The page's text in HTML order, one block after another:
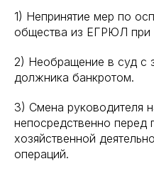
1) Непринятие мер по
общества из ЕГРЮЛ при
2) Необращение в суд с
должника банкротом.
3) Смена руководителя
непосредственно перед
хозяйственной
операций.